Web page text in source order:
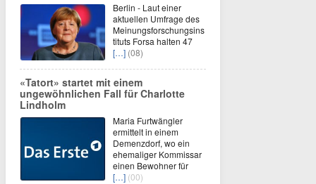
Berlin - Laut einer
aktuellen Umfrage des
Meinungsforschungsins
tituts Forsa halten 47
[…] (08)
«Tatort» startet mit einem
ungewöhnlichen Fall für Charlotte
Lindholm
Maria Furtwängler
ermittelt in einem
Demenzdorf, wo ein
ehemaliger Kommissar
einen Bewohner für
[…] (00)